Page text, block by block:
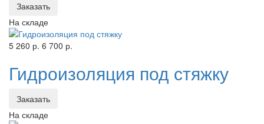
Заказать
На складе
5 260 р. 6 700 р.
Гидроизоляция под стяжку
Заказать
На складе